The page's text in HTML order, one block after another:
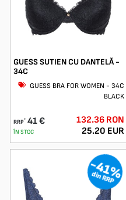
GUESS SUTIEN CU DANTELĂ -
34C
GUESS BRA FOR WOMEN - 34C
BLACK
RRP* 41 €
ÎN STOC
132.36 RON
25.20 EUR
-41%
din RRP